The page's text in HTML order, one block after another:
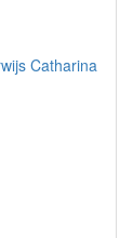
Catharina